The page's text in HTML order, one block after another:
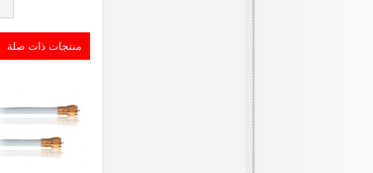
منتجات ذات صلة